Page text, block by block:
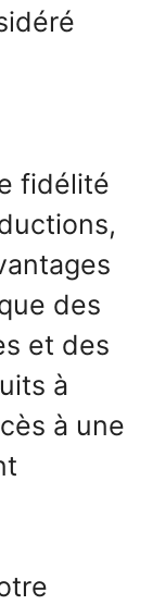
fidélité
des
et des
à
à une